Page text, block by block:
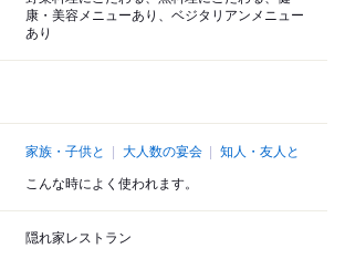
康・美容メニューあり、ベジタリアンメニュー
あり
家族・子供と 大人数の宴会 知人・友人と
こんな時によく使われます。
隠れ家レストラン